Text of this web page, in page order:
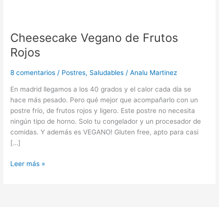
Cheesecake Vegano de Frutos
Rojos
8 comentarios / Postres, Saludables /Analu Martinez
En madrid llegamos a los 40 grados y el calor cada día se
hace más pesado. Pero qué mejor que acompañarlo con un
postre frío, de frutos rojos y ligero. Este postre no necesita
ningún tipo de horno. Solo tu congelador y un procesador de
comidas. Y además es VEGANO! Gluten free, apto para casi
[…]
de
Frutos
Rojos
Leer más »